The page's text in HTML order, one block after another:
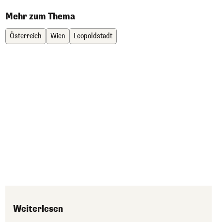
Mehr zum Thema
Österreich Wien Leopoldstadt
Weiterlesen